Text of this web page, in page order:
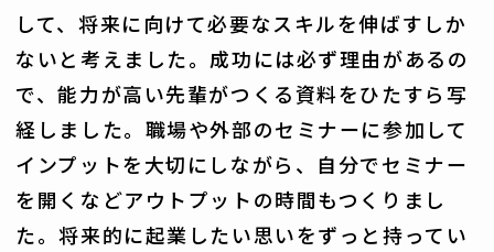
して、将来に向けて必要なスキルを伸ばすしか
ないと考えました。成功には必ず理由があるの
で、能力が高い先輩がつくる資料をひたすら写
経しました。職場や外部のセミナーに参加して
インプットを大切にしながら、自分でセミナー
を開くなどアウトプットの時間もつくりまし
た。将来的に起業したい思いをずっと持ってい